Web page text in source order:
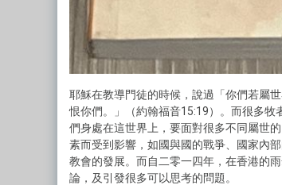
耶穌在教導門徒的時候，說過「你們若屬
恨你們。」（約翰福音15:19）。而很多
們身處在這世界上，要面對很多不同屬世
素而受到影響，如國與國的戰爭、國家內
教會的發展。而自二零一四年，在香港的
論，及引發很多可以思考的問題。